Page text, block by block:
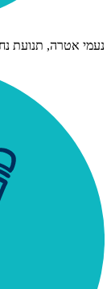
נעמי אטרה, תנועת